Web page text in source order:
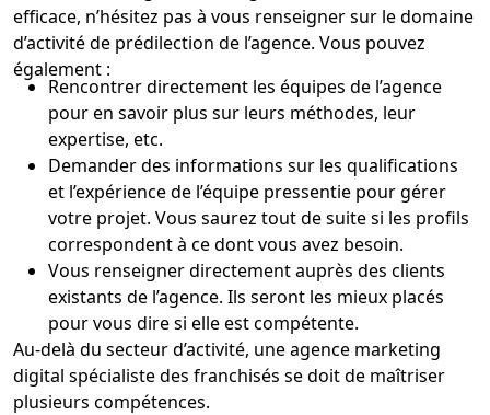
efficace, n’hésitez pas à vous renseigner sur le domaine
d’activité de prédilection de l’agence. Vous pouvez
également :
Rencontrer directement les équipes de l’agence
pour en savoir plus sur leurs méthodes, leur
expertise, etc.
Demander des informations sur les qualifications
et l’expérience de l’équipe pressentie pour gérer
votre projet. Vous saurez tout de suite si les profils
correspondent à ce dont vous avez besoin.
Vous renseigner directement auprès des clients
existants de l’agence. Ils seront les mieux placés
pour vous dire si elle est compétente.
Au-delà du secteur d’activité, une agence marketing
digital spécialiste des franchisés se doit de maîtriser
plusieurs compétences.